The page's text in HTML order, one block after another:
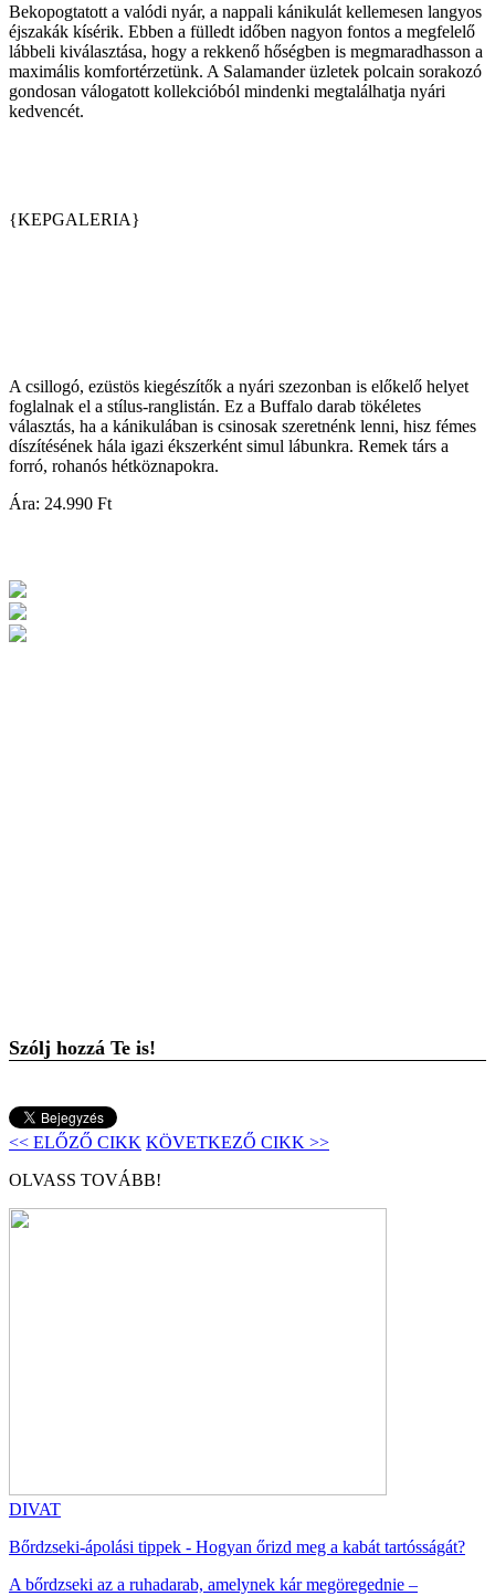
Bekopogtatott a valódi nyár, a nappali kánikulát kellemesen langyos
éjszakák kísérik. Ebben a fülledt időben nagyon fontos a megfelelő
lábbeli kiválasztása, hogy a rekkenő hőségben is megmaradhasson a
maximális komfortérzetünk. A Salamander üzletek polcain sorakozó
gondosan válogatott kollekcióból mindenki megtalálhatja nyári
kedvencét.
{KEPGALERIA}
A csillogó, ezüstös kiegészítők a nyári szezonban is előkelő helyet
foglalnak el a stílus-ranglistán. Ez a Buffalo darab tökéletes
választás, ha a kánikulában is csinosak szeretnénk lenni, hisz fémes
díszítésének hála igazi ékszerként simul lábunkra. Remek társ a
forró, rohanós hétköznapokra.
Ára: 24.990 Ft
Szólj hozzá Te is!
<< ELŐZŐ CIKK KÖVETKEZŐ CIKK >>
OLVASS TOVÁBB!
DIVAT
Bőrdzseki-ápolási tippek - Hogyan őrizd meg a kabát tartósságát?
A bőrdzseki az a ruhadarab, amelynek kár megöregednie –